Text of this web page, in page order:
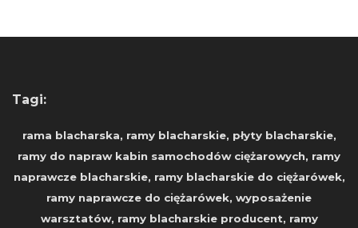
Tagi:
rama blacharska, ramy blacharskie, płyty blacharskie,
ramy do napraw kabin samochodów ciężarowych, ramy
naprawcze blacharskie, ramy blacharskie do ciężarówek,
ramy naprawcze do ciężarówek, wyposażenie
warsztatów, ramy blacharskie producent, ramy